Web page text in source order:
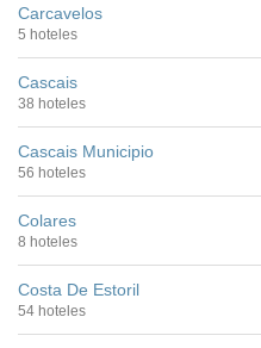
Carcavelos
5 hoteles
Cascais
38 hoteles
Cascais Municipio
56 hoteles
Colares
8 hoteles
Costa De Estoril
54 hoteles